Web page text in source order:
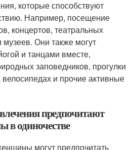
которые способствуют
Например, посещение
концертов, театральных
музеев. Они также могут
и танцами вместе,
заповедников, прогулки
и прочие активные
предпочитают
одиночестве
могут предпочитать